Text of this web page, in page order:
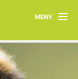
MENY
Aktuellt
Våra arbetsgrupper